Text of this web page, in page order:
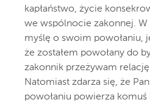
kapłaństwo, życie
we wspólnocie zakonnej.
myślę o swoim powołaniu,
że zostałem powołany do
zakonnik przeżywam
Natomiast zdarza się, że
powołaniu powierza komuś